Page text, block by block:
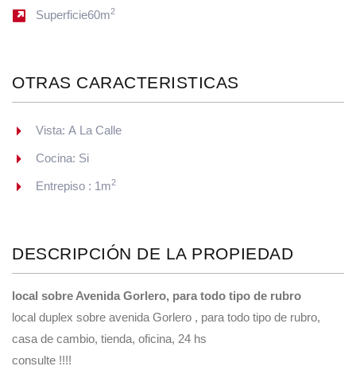
Superficie60m2
OTRAS CARACTERISTICAS
Vista: A La Calle
Cocina: Si
Entrepiso : 1m2
DESCRIPCIÓN DE LA PROPIEDAD
local sobre Avenida Gorlero, para todo tipo de rubro
local duplex sobre avenida Gorlero , para todo tipo de rubro,
casa de cambio, tienda, oficina, 24 hs
consulte !!!!